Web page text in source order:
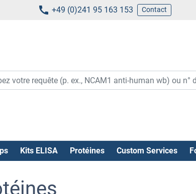
+49 (0)241 95 163 153 Contact
Kits ELISA Protéines Custom Services